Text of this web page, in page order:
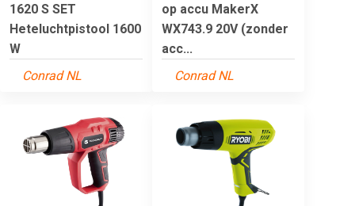
1620 S SET
Heteluchtpistool 1600
W
Conrad NL
op accu MakerX
WX743.9 20V (zonder
acc...
Conrad NL